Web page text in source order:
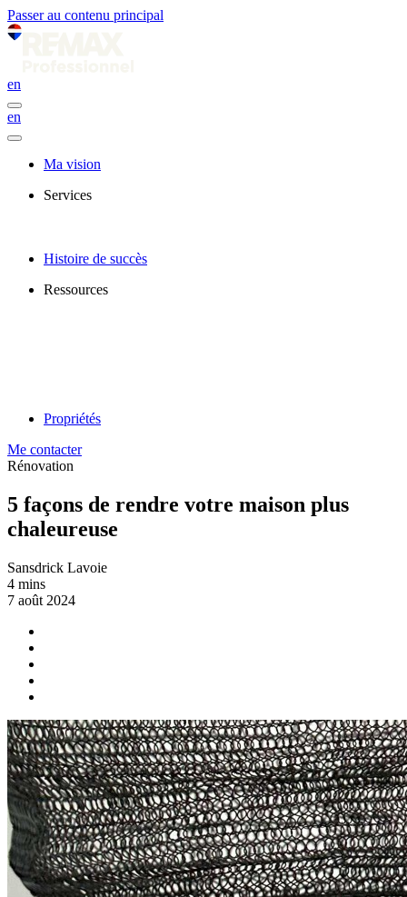
Passer au contenu principal
en
en
Ma vision
Services
Histoire de succès
Ressources
Propriétés
Me contacter
Rénovation
5 façons de rendre votre maison plus
chaleureuse
Sansdrick Lavoie
4 mins
7 août 2024